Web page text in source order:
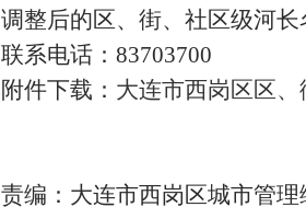
调整后的区、街、社区级河长
联系电话：83703700
附件下载： 大连市西岗区区
责编：大连市西岗区城市管